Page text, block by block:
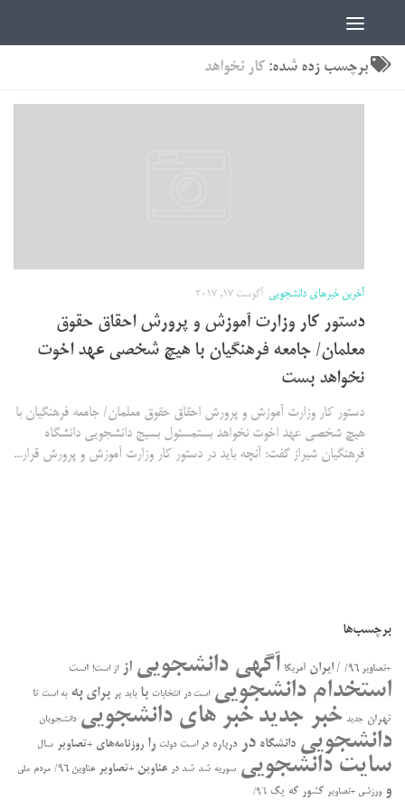
برچسب زده شده:کار نخواهد
آخرین خبرهای دانشجویی آگوست 17, 2017
دستور کار وزارت آموزش و پرورش احقاق حقوق
معلمان/ جامعه فرهنگیان با هیچ شخصی عهد اخوت
نخواهد بست
دستور کار وزارت آموزش و پرورش احقاق حقوق معلمان/ جامعه فرهنگیان با
هیچ شخصی عهد اخوت نخواهد بستمسئول بسیج دانشجویی دانشگاه
فرهنگیان شیراز گفت: آنچه باید در دستور کار وزارت آموزش و پرورش قرار...
برچسب‌ها
+تصاویر ۹۶/ / ایران آمریکا آگهی دانشجویی از از است! است
استخدام دانشجویی است در انتخابات با باید بر برای به به است تا
تهران جدید خبر جدیدخبر های دانشجویی دانشجویان
دانشجویی دانشگاه در درباره در ﺍﺳﺖ دولت را روزنامه‌های +تصاویر سال
سایت دانشجویی سوریه شد شد در عناوین +تصاویر عناوین ۹۶/ مردم ملی
ورزشی +تصاویر کشور که یک ۹۶/